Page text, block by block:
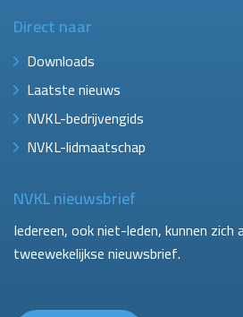
Direct naar
Downloads
Laatste nieuws
NVKL-bedrijvengids
NVKL-lidmaatschap
NVKL nieuwsbrief
Iedereen, ook niet-leden, kunnen zich
tweewekelijkse nieuwsbrief.